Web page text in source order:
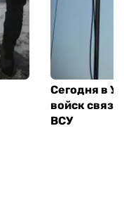
Сегодня в
войск
ВСУ